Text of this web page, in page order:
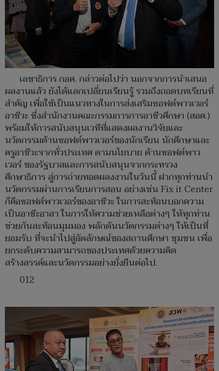
เลขาธิการ กอศ. กล่าวต่อไปว่า นอกจากการนำเสนอ
ผลงานแล้ว ยังได้แลกเปลี่ยนเรียนรู้ รวมถึงถอดบทเรียนที่
สำคัญ เพื่อใช้เป็นแนวทางในการส่งเสริมซอฟต์พาวเวอร์
อาชีวะ ซึ่งสำนักงานคณะกรรมการการอาชีวศึกษา (สอศ.)
พร้อมให้การสนับสนุนเวทีที่แสดงผลงานวิจัยและ
นวัตกรรมด้านซอฟต์พาวเวอร์ของนักเรียน นักศึกษาและ
ครูอาชีวะจากทั่วประเทศ ตามนโยบาย ด้านซอฟต์พาว
เวอร์ ของรัฐบาลและการสนับสนุนจากกระทรวง
ศึกษาธิการ สู่การถ่ายทอดผลงงานในวันนี้ ฝากทุกท่านนำ
นวัตกรรมผ่านการเรียนการสอน อย่างเช่น Fix it Center
ก็คือซอฟต์พาวเวอร์ของอาชีวะ ในการสะท้อนบอกความ
เป็นอาชีะอาสา ในการให้ความช่วยเหลือต่างๆ ให้ทุกท่าน
ช่วยกันสะท้อนมุมมอง พลักดันนวัตกรรมต่างๆ ให้เป็นที่
ยอมรับ ที่จะนำไปสู่อัตลักษณ์ของสถานศึกษา ชุมชน เพื่อ
ยกระดับความสามารถของประเทศด้วยความคิด
สร้างสรรค์และนวัตกรรมอย่างยั่งยืนต่อไป.
012